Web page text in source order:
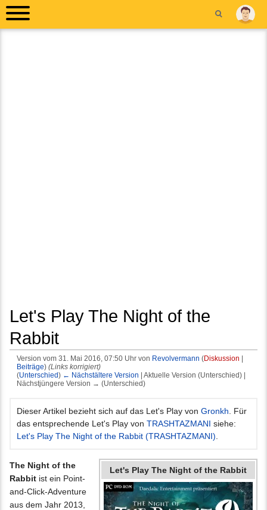
Let's Play The Night of the
Rabbit
Version vom 31. Mai 2016, 07:50 Uhr von Revolvermann (Diskussion
Beiträge) (Links korrigiert)
(Unterschied) ← Nächstältere Version | Aktuelle Version (Unterschied) |
Nächstjüngere Version → (Unterschied)
Dieser Artikel bezieht sich auf das Let's Play von Gronkh . Für
das entsprechende Let's Play von TRASHTAZMANI siehe:
Let's Play The Night of the Rabbit (TRASHTAZMANI)
Let's Play The Night of the Rabbit
The Night of the
Rabbit ist ein Point-
and-Click-Adventure
aus dem Jahr 2013,